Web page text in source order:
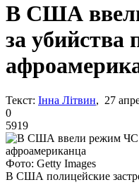
В США
за убийства
Текст: Інна Літвин, 27
0
5919
Фото: Getty Images
В США полицейские